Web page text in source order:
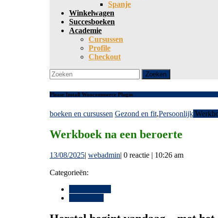
Spanje
Winkelwagen
Succesboeken
Academie
Cursussen
Profile
Checkout
Sluit
Knop
Zoek
naar:
Please Install Woocommerce Plugin
boeken en cursussen Gezond en fit,Persoonlijk
Werkboek na een beroerte
13/08/202513/08/2025
| webadminwebadmin
| 0 reactie | 10:26 am
Categorieën: